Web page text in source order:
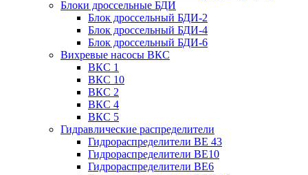
Блоки дроссельные БДИ
Блок дроссельный БДИ-2
Блок дроссельный БДИ-4
Блок дроссельный БДИ-6
Вихревые насосы ВКС
ВКС 1
ВКС 10
ВКС 2
ВКС 4
ВКС 5
Гидравлические распределители
Гидрораспределители ВЕ 43
Гидрораспределители ВЕ10
Гидрораспределители ВЕ6